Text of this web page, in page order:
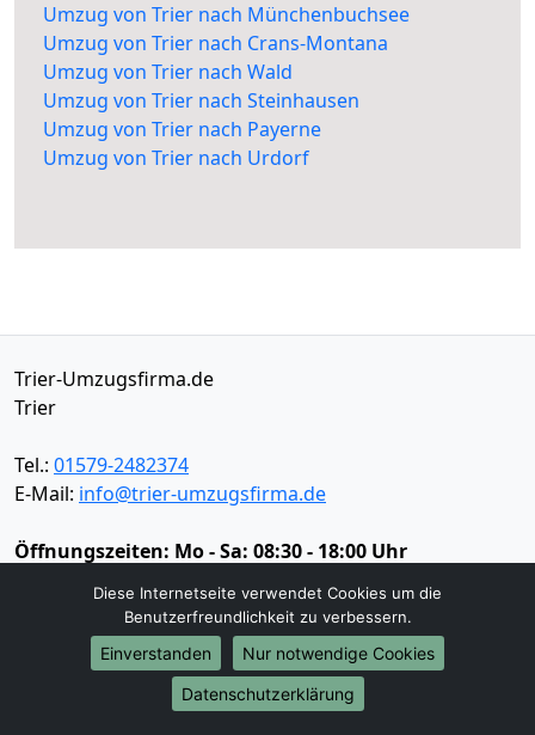
Umzug von Trier nach Münchenbuchsee
Umzug von Trier nach Crans-Montana
Umzug von Trier nach Wald
Umzug von Trier nach Steinhausen
Umzug von Trier nach Payerne
Umzug von Trier nach Urdorf
Trier-Umzugsfirma.de
Trier
Tel.: 01579-2482374
E-Mail: info@trier-umzugsfirma.de
Öffnungszeiten: Mo - Sa: 08:30 - 18:00 Uhr
Impressum
Datenschutz
Umzugsservice
Diese Internetseite verwendet Cookies um die
Benutzerfreundlichkeit zu verbessern.
Einverstanden
Nur notwendige Cookies
Datenschutzerklärung